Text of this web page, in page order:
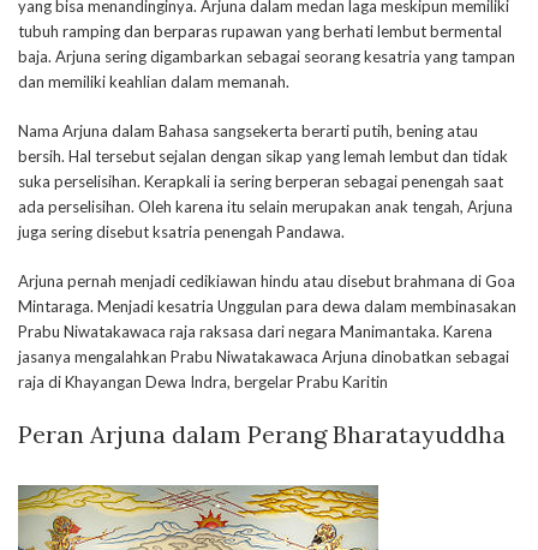
yang bisa menandinginya. Arjuna dalam medan laga meskipun memiliki
tubuh ramping dan berparas rupawan yang berhati lembut bermental
baja. Arjuna sering digambarkan sebagai seorang kesatria yang tampan
dan memiliki keahlian dalam memanah.
Nama Arjuna dalam Bahasa sangsekerta berarti putih, bening atau
bersih. Hal tersebut sejalan dengan sikap yang lemah lembut dan tidak
suka perselisihan. Kerapkali ia sering berperan sebagai penengah saat
ada perselisihan. Oleh karena itu selain merupakan anak tengah, Arjuna
juga sering disebut ksatria penengah Pandawa.
Arjuna pernah menjadi cedikiawan hindu atau disebut brahmana di Goa
Mintaraga. Menjadi kesatria Unggulan para dewa dalam membinasakan
Prabu Niwatakawaca raja raksasa dari negara Manimantaka. Karena
jasanya mengalahkan Prabu Niwatakawaca Arjuna dinobatkan sebagai
raja di Khayangan Dewa Indra, bergelar Prabu Karitin
Peran Arjuna dalam Perang Bharatayuddha